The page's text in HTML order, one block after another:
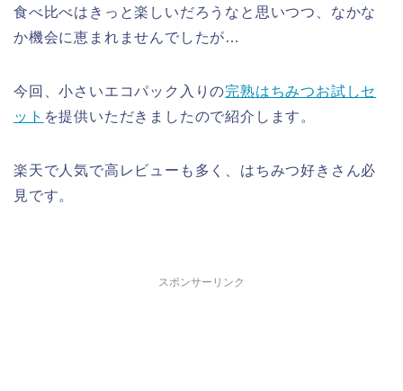
食べ比べはきっと楽しいだろうなと思いつつ、なかな
か機会に恵まれませんでしたが…
今回、小さいエコパック入りの完熟はちみつお試しセ
ット を提供いただきましたので紹介します。
楽天で人気で高レビューも多く、はちみつ好きさん必
見です。
スポンサーリンク